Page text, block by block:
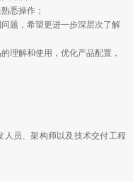
悉操作；
题，希望更进一步深层次了解
理解和使用，优化产品配置，
员、架构师以及技术交付工程